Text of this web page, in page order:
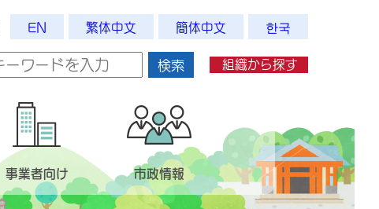
EN 繁体中文 簡体中文 한국
検索 組織から探す
事業者向け 市政情報